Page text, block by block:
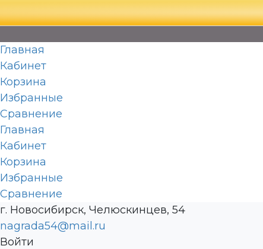
Главная
Кабинет
Корзина
Избранные
Сравнение
Главная
Кабинет
Корзина
Избранные
Сравнение
г. Новосибирск, Челюскинцев, 54
nagrada54@mail.ru
Войти